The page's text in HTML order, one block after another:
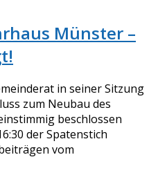
Münster –
in seiner Sitzung
zum Neubau des
beschlossen
der Spatenstich
vom